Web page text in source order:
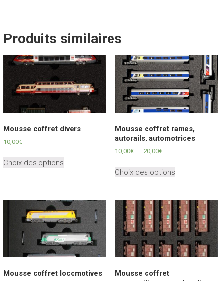
Produits similaires
Mousse coffret divers
10,00€
Choix des optionsproduit
variations.
Les
options
peuvent
être
choisies
la
Mousse coffret rames,
autorails, automotrices
10,00€ – 20,00€Plage
prix :
Choix des optionsproduit
variations.
Les
options
peuvent
être
Mousse coffret locomotives
Mousse coffret